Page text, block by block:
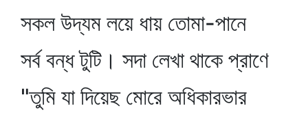
সকল উদ্যম লয়ে ধায় তোমা-পানে
সর্ব বন্ধ টুটি। সদা লেখা থাকে প্রাণে
"তুমি যা দিয়েছ মোরে অধিকারভার